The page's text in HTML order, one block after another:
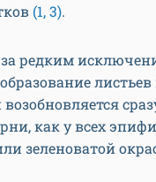
(1, 3).
редким
как у всех
зеленоватой